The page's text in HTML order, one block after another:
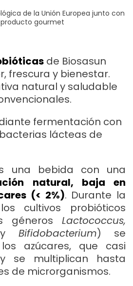
de Biosasun
frescura y bienestar.
natural y saludable
fermentación con
lácteas de
una bebida con una
natural, baja en
(< 2%). Durante la
cultivos probióticos
géneros Lactococcus,
y Bifidobacterium) se
azúcares, que casi
se multiplican hasta
de microrganismos.